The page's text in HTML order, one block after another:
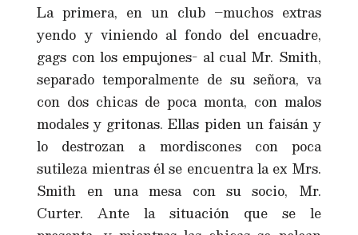
La primera, en un club –muchos extras
yendo y viniendo al fondo del encuadre,
gags con los empujones- al cual Mr. Smith,
separado temporalmente de su señora, va
con dos chicas de poca monta, con malos
modales y gritonas. Ellas piden un faisán y
lo destrozan a mordiscones con poca
sutileza mientras él se encuentra la ex Mrs.
Smith en una mesa con su socio, Mr.
Curter. Ante la situación que se le